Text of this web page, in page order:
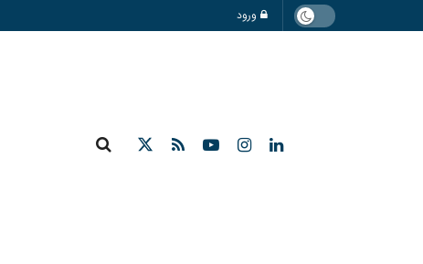
ورود